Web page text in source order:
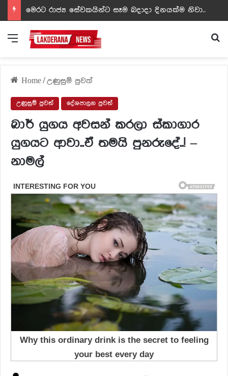
ඩඩ්ලිට දෙවෙනි නොවූ රත්න සහල් අධිපති..- PHOTOS
Menu
Home/උණුසුම් පුවත්
උණුසුම් පුවත් දේශපාලන පුවත්
බාර් යුගය අවසන් කරලා ස්කාගාර
යුගයට ආවා..ඒ තමයි පුනරුදේ..! –
නාමල්